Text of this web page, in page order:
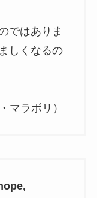
ではありま
しくなるの
マラボリ）